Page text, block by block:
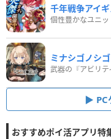
千年戦争アイギ
個性豊かなユニッ
ミナシゴノシ
おすすめポイ活アプリ特